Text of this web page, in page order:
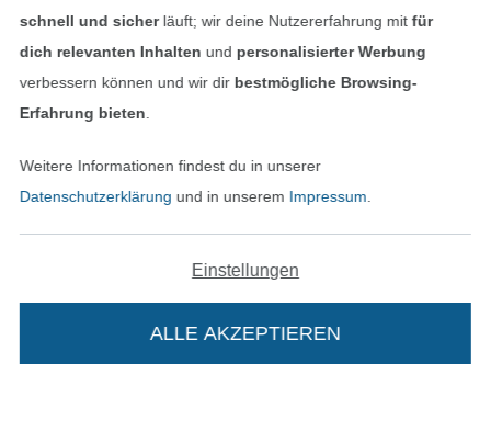
Finde mehr Inspiration
Deutsch
Nederlands
In den niederländischen
Français
(France)
In den
schnell und sicherläuft; wir deine Nutzererfahrung mitfür
dich relevanten Inhalten und personalisierter Werbung
verbessern können und wir dir bestmögliche Browsing-
Erfahrung bieten
Weitere Informationen findest du in unserer
Datenschutzerklärung und in unserem Impressum
Einstellungen
ALLE AKZEPTIEREN